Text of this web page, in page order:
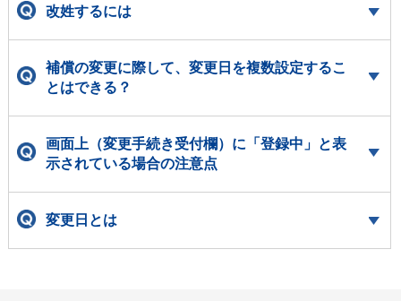
改姓するには
補償の変更に際して、変更日を複数設定するこ
とはできる？
画面上（変更手続き受付欄）に「登録中」と表
示されている場合の注意点
変更日とは